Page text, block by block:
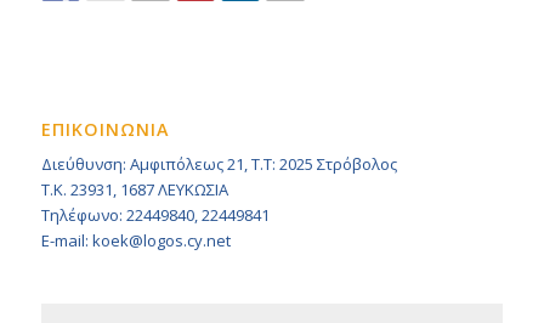
ΕΠΙΚΟΙΝΩΝΙΑ
Διεύθυνση: Αμφιπόλεως 21, Τ.Τ: 2025 Στρόβολος
Τ.Κ. 23931, 1687 ΛΕΥΚΩΣΙΑ
Τηλέφωνο: 22449840, 22449841
E-mail: koek@logos.cy.net